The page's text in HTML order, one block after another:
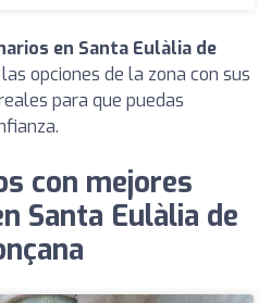
en Santa Eulàlia de
opciones de la zona con sus
para que puedas
con mejores
Santa Eulàlia de